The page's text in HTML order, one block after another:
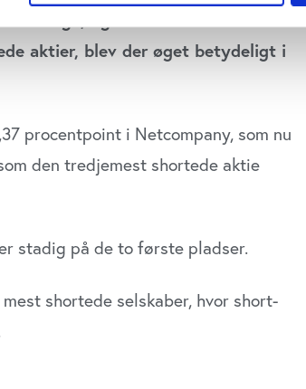
indhold og annoncer, til at vise dig funktioner
din brug af deres tjenester. Du samtykker til
uge, og selvom shorthandlerne
aktier, blev der øget betydeligt i
procentpoint i Netcompany, som nu
den tredjemest shortede aktie
stadig på de to første pladser.
shortede selskaber, hvor short­